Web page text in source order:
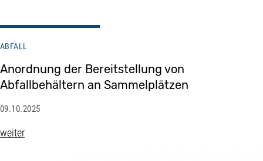
ABFALL
Anordnung der Bereitstellung von
Abfallbehältern an Sammelplätzen
09.10.2025
weiter